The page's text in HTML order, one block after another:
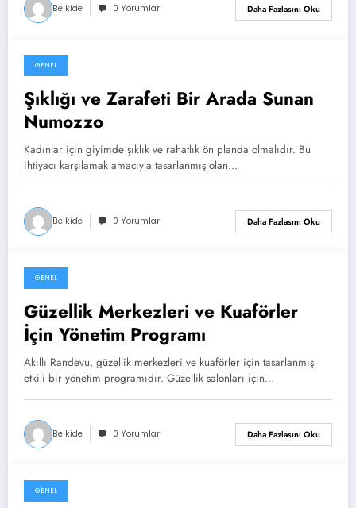
Belkide 0 Yorumlar Daha Fazlasını Oku
Mart 21, 2024
GENEL
Şıklığı ve Zarafeti Bir Arada Sunan
Numozzo
Kadınlar için giyimde şıklık ve rahatlık ön planda olmalıdır. Bu
ihtiyacı karşılamak amacıyla tasarlanmış olan…
Belkide 0 Yorumlar Daha Fazlasını Oku
Mart 18, 2024
GENEL
Güzellik Merkezleri ve Kuaförler
İçin Yönetim Programı
Akıllı Randevu, güzellik merkezleri ve kuaförler için tasarlanmış
etkili bir yönetim programıdır. Güzellik salonları için…
Belkide 0 Yorumlar Daha Fazlasını Oku
Mart 12, 2024
GENEL